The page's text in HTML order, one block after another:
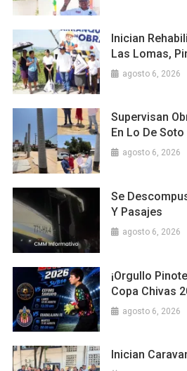
Inician
Las Lomas,
agosto 6, 2026
Supervisan
En Lo De Soto
agosto 6, 2026
Se
Y Pasajes
agosto 6, 2026
¡Orgullo
Copa Chivas
agosto 6, 2026
Inician